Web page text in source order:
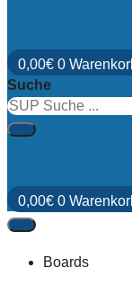
0,00€ 0
Suche
0,00€ 0
Boards